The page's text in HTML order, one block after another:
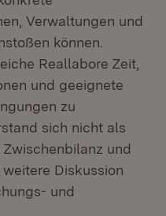
Verwaltungen und
können.
Reallabore Zeit,
und geeignete
zu
sich nicht als
und
Diskussion
und